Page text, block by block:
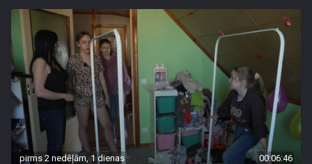
pirms 2 nedēļām, 1 dienas 00:06:46